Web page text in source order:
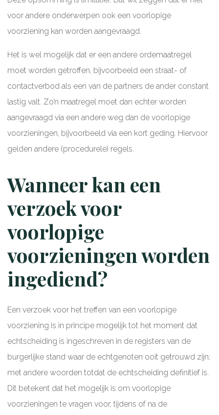
voor andere onderwerpen ook een voorlopige
voorziening kan worden aangevraagd.
Het is wel mogelijk dat er een andere ordemaatregel
moet worden getroffen, bijvoorbeeld een straat- of
contactverbod als een van de partners de ander constant
lastig valt. Zo’n maatregel moet dan echter worden
aangevraagd via een andere weg dan de voorlopige
voorzieningen, bijvoorbeeld via een kort geding. Hiervoor
gelden andere (procedurele) regels.
Wanneer kan een
verzoek voor
voorlopige
voorzieningen worden
ingediend?
Een verzoek voor het treffen van een voorlopige
voorziening is in principe mogelijk tot het moment dat
echtscheiding is ingeschreven in de registers van de
burgerlijke stand waar de echtgenoten ooit getrouwd zijn;
met andere woorden totdat de echtscheiding definitief is.
Dit betekent dat het mogelijk is om voorlopige
voorzieningen te vragen voor, tijdens of na de